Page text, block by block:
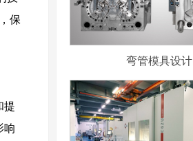
保
提
响
弯管模具设计